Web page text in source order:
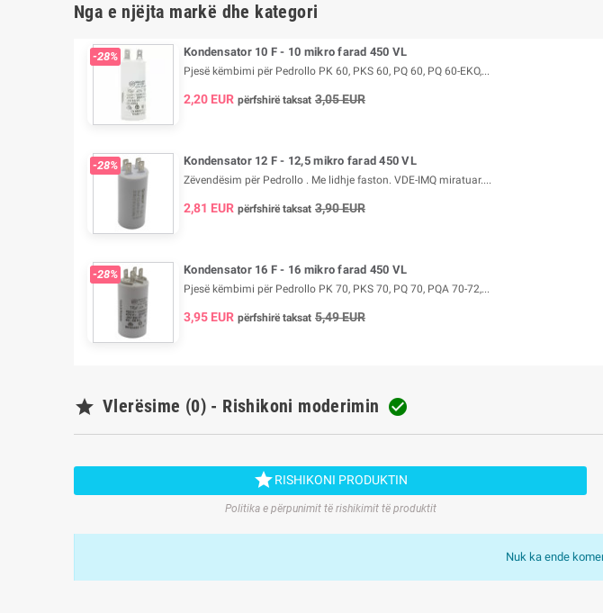
Nga e njëjta markë dhe kategori
-28% Kondensator 10 F - 10 mikro farad 450 VL
Pjesë këmbimi për Pedrollo PK 60, PKS 60, PQ 60, PQ 60-EKO,...
2,20 EUR përfshirë taksat 3,05 EUR
-28% Kondensator 12 F - 12,5 mikro farad 450 VL
Zëvendësim për Pedrollo . Me lidhje faston. VDE-IMQ miratuar....
2,81 EUR përfshirë taksat 3,90 EUR
-28% Kondensator 16 F - 16 mikro farad 450 VL
Pjesë këmbimi për Pedrollo PK 70, PKS 70, PQ 70, PQA 70-72,...
3,95 EUR përfshirë taksat 5,49 EUR
 Vlerësime (0) - Rishikoni moderimin 
RISHIKONI PRODUKTIN
Politika e përpunimit të rishikimit të produktit
Nuk ka ende